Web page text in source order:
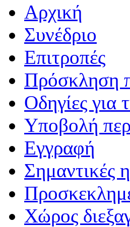
Αρχική
Συνέδριο
Επιτροπές
Πρόσκληση
Οδηγίες για
Υποβολή
Εγγραφή
Σημαντικές
Χώρος